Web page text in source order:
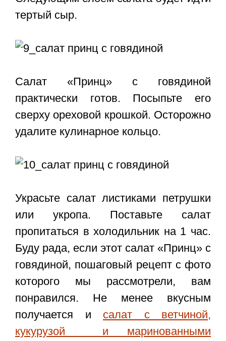
тертый сыр.
Салат «Принц» с говядиной
практически готов. Посыпьте его
сверху ореховой крошкой. Осторожно
удалите кулинарное кольцо.
Украсьте салат листиками петрушки
или укропа. Поставьте салат
пропитаться в холодильник на 1 час.
Буду рада, если этот салат «Принц» с
говядиной, пошаговый рецепт с фото
которого мы рассмотрели, вам
понравился. Не менее вкусным
получается и салат с ветчиной,
кукурузой и маринованными